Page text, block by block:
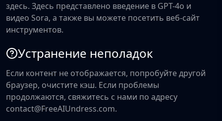
здесь. Здесь представлено введение в GPT-4o и
видео Sora, а также вы можете посетить веб-сайт
инструментов.
Устранение неполадок
Если контент не отображается, попробуйте другой
браузер, очистите кэш. Если проблемы
продолжаются, свяжитесь с нами по адресу
contact@FreeAIUndress.com.